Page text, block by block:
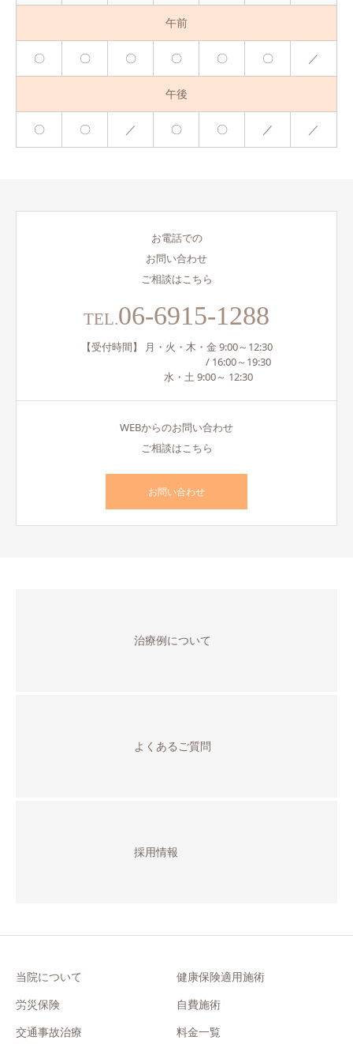
午前
〇 〇 〇 〇 〇 〇 ／
午後
〇 〇 ／ 〇 〇 ／ ／
お電話での
お問い合わせ
ご相談はこちら
TEL.06-6915-1288
【受付時間】 月・火・木・金 9:00～12:30
/ 16:00～19:30
水・土 9:00～ 12:30
WEBからのお問い合わせ
ご相談はこちら
お問い合わせ
治療例について
よくあるご質問
採用情報
当院について
健康保険適用施術
労災保険
自費施術
交通事故治療
料金一覧